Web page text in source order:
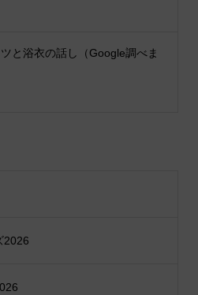
と浴衣の話し（Google調べま
2026